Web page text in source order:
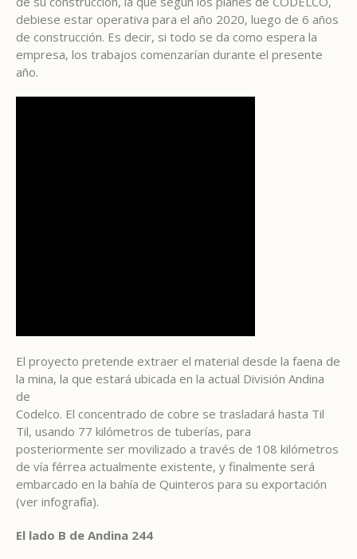
debiese estar operativa para el año 2020, luego de 6 años
de construcción. Es decir, si todo se da como espera la
empresa, los trabajos comenzarían durante el presente
año.
El proyecto pretende extraer el material desde la faena de
la mina, la que estará ubicada en la actual División Andina
de
Codelco. El concentrado de cobre se trasladará hasta Til
Til, usando 77 kilómetros de tuberías, para
posteriormente ser movilizado a través de 108 kilómetros
de vía férrea actualmente existente, y finalmente será
embarcado en la bahía de Quinteros para su exportación
(ver infografía).
El lado B de Andina 244